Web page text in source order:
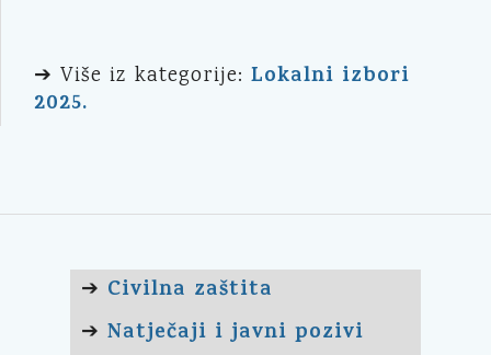
➔ Više iz kategorije: Lokalni izbori
2025.
➔ Civilna zaštita
➔ Natječaji i javni pozivi